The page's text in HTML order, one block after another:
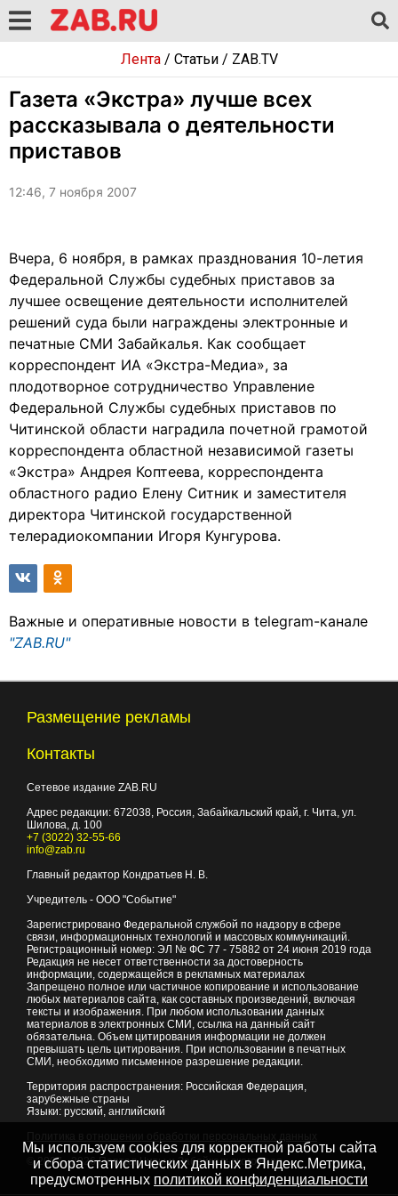
Лента/ Статьи/ ZAB.TV
Газета «Экстра» лучше всех
рассказывала о деятельности
приставов
12:46, 7 ноября 2007
Вчера, 6 ноября, в рамках празднования 10-летия
Федеральной Службы судебных приставов за
лучшее освещение деятельности исполнителей
решений суда были награждены электронные и
печатные СМИ Забайкалья. Как сообщает
корреспондент ИА «Экстра-Медиа», за
плодотворное сотрудничество Управление
Федеральной Службы судебных приставов по
Читинской области наградила почетной грамотой
корреспондента областной независимой газеты
«Экстра» Андрея Коптеева, корреспондента
областного радио Елену Ситник и заместителя
директора Читинской государственной
телерадиокомпании Игоря Кунгурова.
Важные и оперативные новости в telegram-канале
"ZAB.RU"
Размещение рекламы
Контакты
Сетевое издание ZAB.RU
Адрес редакции: 672038, Россия, Забайкальский край, г. Чита, ул.
Шилова, д. 100
+7 (3022) 32-55-66
info@zab.ru
Главный редактор Кондратьев Н. В.
Учредитель - ООО "Событие"
Зарегистрировано Федеральной службой по надзору в сфере
связи, информационных технологий и массовых коммуникаций.
Регистрационный номер: ЭЛ № ФС 77 - 75882 от 24 июня 2019 года
Редакция не несет ответственности за достоверность
информации, содержащейся в рекламных материалах
Запрещено полное или частичное копирование и использование
любых материалов сайта, как составных произведений, включая
тексты и изображения. При любом использовании данных
материалов в электронных СМИ, ссылка на данный сайт
обязательна. Объем цитирования информации не должен
превышать цель цитирования. При использовании в печатных
СМИ, необходимо письменное разрешение редакции.
Территория распространения: Российская Федерация,
зарубежные страны
Языки: русский, английский
© 2007 - 2026Портал Читы и Забайкальского края
Мы используем cookies для корректной работы сайта
и сбора статистических данных в Яндекс.Метрика,
предусмотренных политикой конфиденциальности